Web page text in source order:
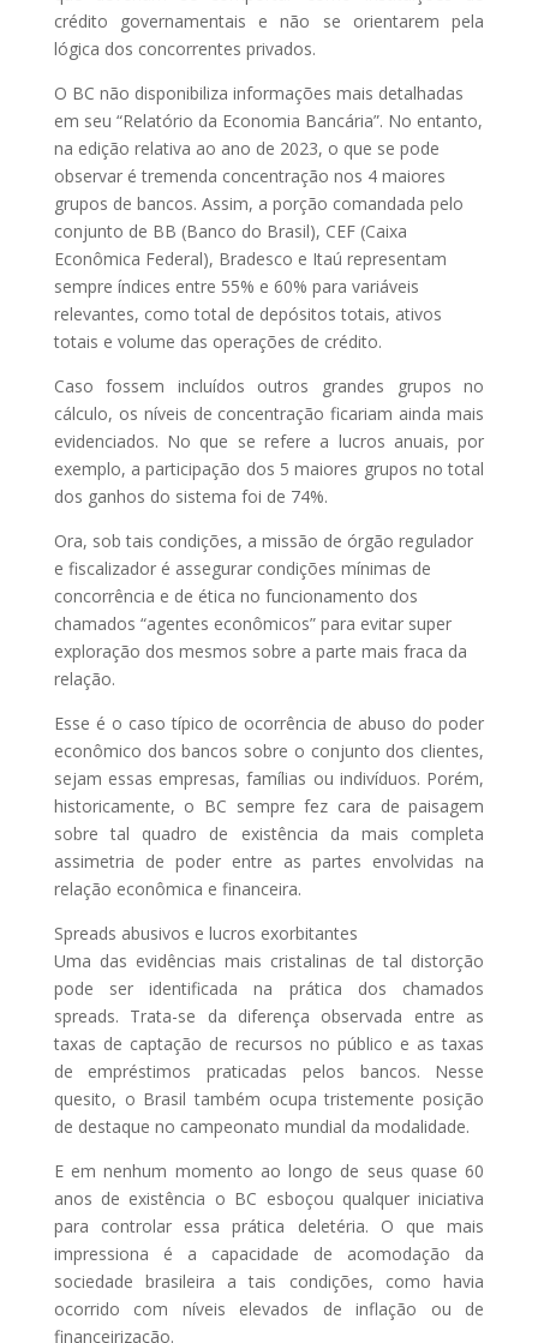
crédito governamentais e não se orientarem pela
lógica dos concorrentes privados.
O BC não disponibiliza informações mais detalhadas
em seu “Relatório da Economia Bancária”. No entanto,
na edição relativa ao ano de 2023, o que se pode
observar é tremenda concentração nos 4 maiores
grupos de bancos. Assim, a porção comandada pelo
conjunto de BB (Banco do Brasil), CEF (Caixa
Econômica Federal), Bradesco e Itaú representam
sempre índices entre 55% e 60% para variáveis
relevantes, como total de depósitos totais, ativos
totais e volume das operações de crédito.
Caso fossem incluídos outros grandes grupos no
cálculo, os níveis de concentração ficariam ainda mais
evidenciados. No que se refere a lucros anuais, por
exemplo, a participação dos 5 maiores grupos no total
dos ganhos do sistema foi de 74%.
Ora, sob tais condições, a missão de órgão regulador
e fiscalizador é assegurar condições mínimas de
concorrência e de ética no funcionamento dos
chamados “agentes econômicos” para evitar super
exploração dos mesmos sobre a parte mais fraca da
relação.
Esse é o caso típico de ocorrência de abuso do poder
econômico dos bancos sobre o conjunto dos clientes,
sejam essas empresas, famílias ou indivíduos. Porém,
historicamente, o BC sempre fez cara de paisagem
sobre tal quadro de existência da mais completa
assimetria de poder entre as partes envolvidas na
relação econômica e financeira.
Spreads abusivos e lucros exorbitantes
Uma das evidências mais cristalinas de tal distorção
pode ser identificada na prática dos chamados
spreads. Trata-se da diferença observada entre as
taxas de captação de recursos no público e as taxas
de empréstimos praticadas pelos bancos. Nesse
quesito, o Brasil também ocupa tristemente posição
de destaque no campeonato mundial da modalidade.
E em nenhum momento ao longo de seus quase 60
anos de existência o BC esboçou qualquer iniciativa
para controlar essa prática deletéria. O que mais
impressiona é a capacidade de acomodação da
sociedade brasileira a tais condições, como havia
ocorrido com níveis elevados de inflação ou de
financeirização.